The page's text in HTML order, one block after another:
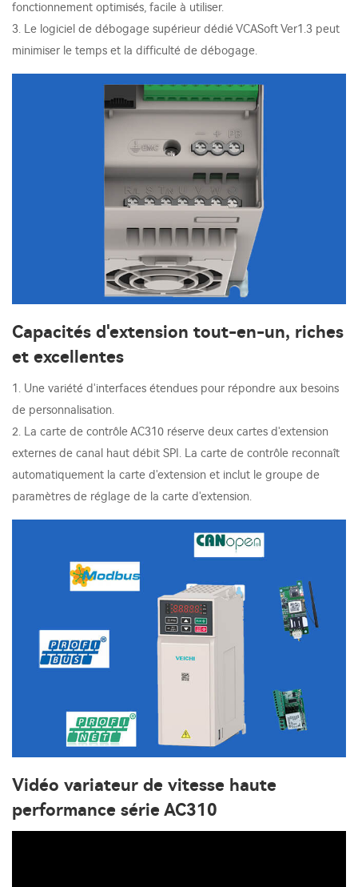
fonctionnement optimisés, facile à utiliser.
3. Le logiciel de débogage supérieur dédié VCASoft Ver1.3 peut
minimiser le temps et la difficulté de débogage.
Capacités d'extension tout-en-un, riches
et excellentes
1. Une variété d'interfaces étendues pour répondre aux besoins
de personnalisation.
2. La carte de contrôle AC310 réserve deux cartes d'extension
externes de canal haut débit SPI. La carte de contrôle reconnaît
automatiquement la carte d'extension et inclut le groupe de
paramètres de réglage de la carte d'extension.
Vidéo variateur de vitesse haute
performance série AC310